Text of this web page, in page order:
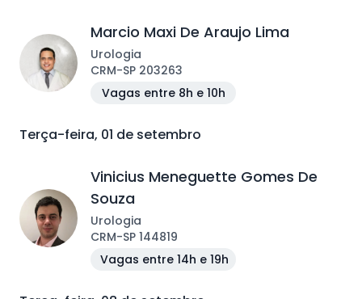
Marcio Maxi De Araujo Lima
Urologia
CRM-SP 203263
Vagas entre 8h e 10h
Terça-feira, 01 de setembro
Vinicius Meneguette Gomes De
Souza
Urologia
CRM-SP 144819
Vagas entre 14h e 19h